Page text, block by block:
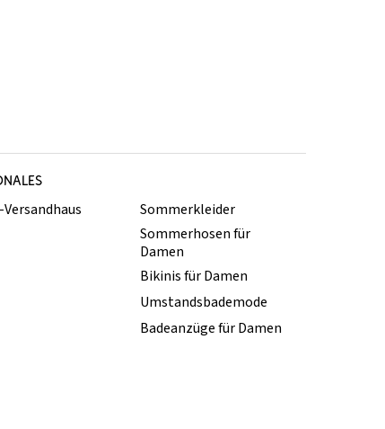
Sommerkleider
Sommerhosen für
Damen
Bikinis für Damen
Umstandsbademode
Badeanzüge für Damen